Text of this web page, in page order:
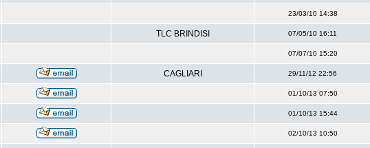
23/03/10 14:38
TLC BRINDISI 07/05/10 16:11
07/07/10 15:20
CAGLIARI 29/11/12 22:56
01/10/13 07:50
01/10/13 15:44
02/10/13 10:50